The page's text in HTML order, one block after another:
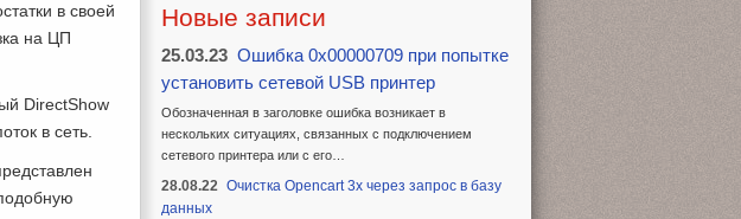
в своей
на ЦП
DirectShow
в сеть.
Новые записи
25.03.23 Ошибка 0x00000709 при попытке
установить сетевой USB принтер
Обозначенная в заголовке ошибка возникает в
нескольких ситуациях, связанных с подключением
сетевого принтера или с его…
28.08.22 Очистка Opencart 3x через запрос в базу
данных